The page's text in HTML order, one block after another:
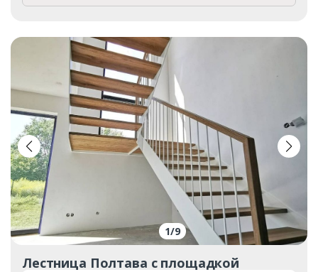
Заказать
Ваше имя*
1/9
Лестница Полтава с площадкой